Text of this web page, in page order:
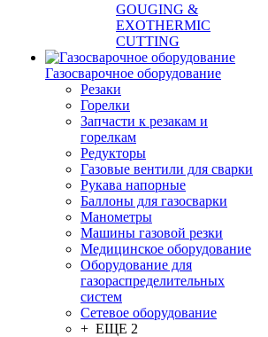
GOUGING &
EXOTHERMIC
CUTTING
Газосварочное оборудование
Резаки
Горелки
Запчасти к резакам и
горелкам
Редукторы
Газовые вентили для сварки
Рукава напорные
Баллоны для газосварки
Манометры
Машины газовой резки
Медицинское оборудование
Оборудование для
газораспределительных
систем
Сетевое оборудование
+ ЕЩЕ 2